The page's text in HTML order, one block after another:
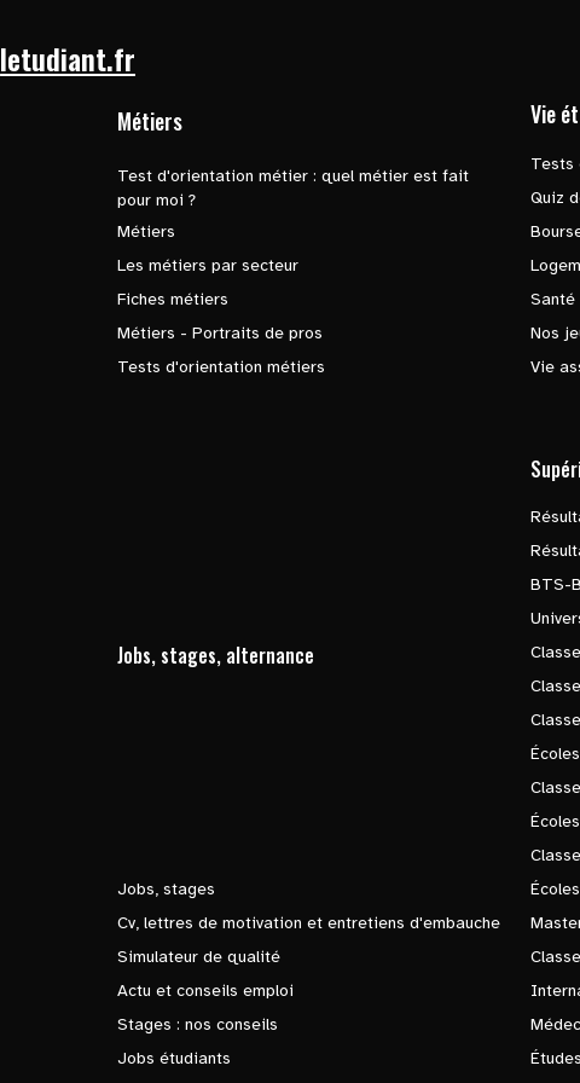
letudiant.fr
Métiers
Test d'orientation métier : quel métier est fait
pour moi ?
Métiers
Les métiers par secteur
Fiches métiers
Métiers - Portraits de pros
Tests d'orientation métiers
Vie
Tests
Quiz
Santé
Nos
Vie
Jobs, stages, alternance
Jobs, stages
Cv, lettres de motivation et entretiens d'embauche
Simulateur de qualité
Actu et conseils emploi
Stages : nos conseils
Jobs étudiants
BTS-